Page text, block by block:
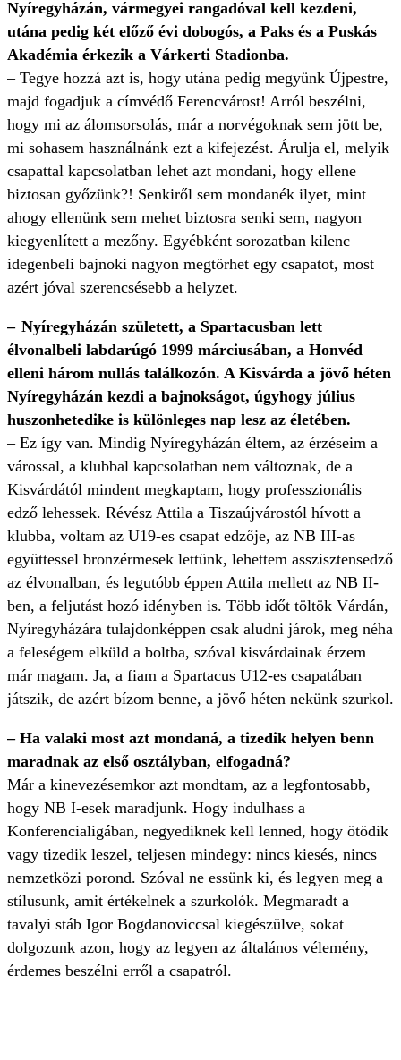
Nyíregyházán, vármegyei rangadóval kell kezdeni,
utána pedig két előző évi dobogós, a Paks és a Puskás
Akadémia érkezik a Várkerti Stadionba.
– Tegye hozzá azt is, hogy utána pedig megyünk Újpestre,
majd fogadjuk a címvédő Ferencvárost! Arról beszélni,
hogy mi az álomsorsolás, már a norvégoknak sem jött be,
mi sohasem használnánk ezt a kifejezést. Árulja el, melyik
csapattal kapcsolatban lehet azt mondani, hogy ellene
biztosan győzünk?! Senkiről sem mondanék ilyet, mint
ahogy ellenünk sem mehet biztosra senki sem, nagyon
kiegyenlített a mezőny. Egyébként sorozatban kilenc
idegenbeli bajnoki nagyon megtörhet egy csapatot, most
azért jóval szerencsésebb a helyzet.
– Nyíregyházán született, a Spartacusban lett
élvonalbeli labdarúgó 1999 márciusában, a Honvéd
elleni három nullás találkozón. A Kisvárda a jövő héten
Nyíregyházán kezdi a bajnokságot, úgyhogy július
huszonhetedike is különleges nap lesz az életében.
– Ez így van. Mindig Nyíregyházán éltem, az érzéseim a
várossal, a klubbal kapcsolatban nem változnak, de a
Kisvárdától mindent megkaptam, hogy professzionális
edző lehessek. Révész Attila a Tiszaújvárostól hívott a
klubba, voltam az U19-es csapat edzője, az NB III-as
együttessel bronzérmesek lettünk, lehettem asszisztensedző
az élvonalban, és legutóbb éppen Attila mellett az NB II-
ben, a feljutást hozó idényben is. Több időt töltök Várdán,
Nyíregyházára tulajdonképpen csak aludni járok, meg néha
a feleségem elküld a boltba, szóval kisvárdainak érzem
már magam. Ja, a fiam a Spartacus U12-es csapatában
játszik, de azért bízom benne, a jövő héten nekünk szurkol.
– Ha valaki most azt mondaná, a tizedik helyen benn
maradnak az első osztályban, elfogadná?
Már a kinevezésemkor azt mondtam, az a legfontosabb,
hogy NB I-esek maradjunk. Hogy indulhass a
Konferencialigában, negyediknek kell lenned, hogy ötödik
vagy tizedik leszel, teljesen mindegy: nincs kiesés, nincs
nemzetközi porond. Szóval ne essünk ki, és legyen meg a
stílusunk, amit értékelnek a szurkolók. Megmaradt a
tavalyi stáb Igor Bogdanoviccsal kiegészülve, sokat
dolgozunk azon, hogy az legyen az általános vélemény,
érdemes beszélni erről a csapatról.